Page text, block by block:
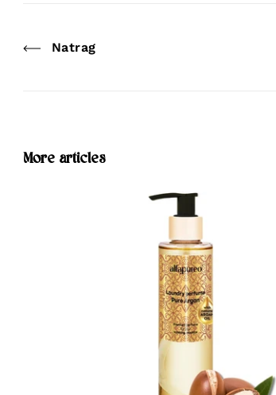
Natrag
More articles